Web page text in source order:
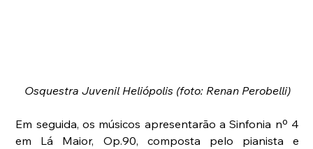
Osquestra Juvenil Heliópolis (foto: Renan Perobelli)
Em seguida, os músicos apresentarão a Sinfonia nº 4
em Lá Maior, Op.90, composta pelo pianista e